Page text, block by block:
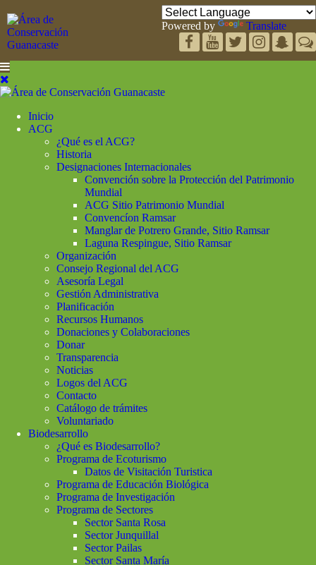
Powered by Translate
Inicio
ACG
¿Qué es el ACG?
Historia
Designaciones Internacionales
Convención sobre la Protección del Patrimonio
Mundial
ACG Sitio Patrimonio Mundial
Convencíon Ramsar
Manglar de Potrero Grande, Sitio Ramsar
Laguna Respingue, Sitio Ramsar
Organización
Consejo Regional del ACG
Asesoría Legal
Gestión Administrativa
Planificación
Recursos Humanos
Donaciones y Colaboraciones
Donar
Transparencia
Noticias
Logos del ACG
Contacto
Catálogo de trámites
Voluntariado
Biodesarrollo
¿Qué es Biodesarrollo?
Programa de Ecoturismo
Datos de Visitación Turistica
Programa de Educación Biológica
Programa de Investigación
Programa de Sectores
Sector Santa Rosa
Sector Junquillal
Sector Pailas
Sector Santa María